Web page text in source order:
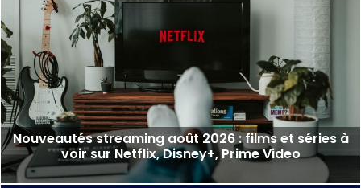
Nouveautés streaming août 2026 : films et séries à
voir sur Netflix, Disney+, Prime Video